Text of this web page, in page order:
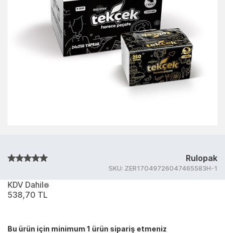
Rulopak
SKU: ZER17049726047465583H-1
KDV Dahil
538,70 TL
Bu ürün için minimum 1 ürün sipariş etmeniz